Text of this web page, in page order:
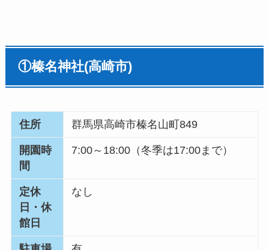
①榛名神社(高崎市)
住所 群馬県高崎市榛名山町849
開園時
間
7:00～18:00（冬季は17:00まで）
定休
日・休
館日
なし